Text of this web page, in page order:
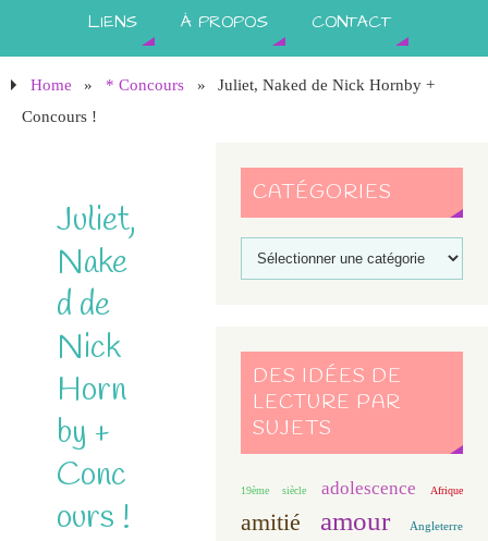
LIENS À PROPOS CONTACT
Home » * Concours »
Juliet, Naked de Nick Hornby +
Concours !
Juliet,
Nake
d de
Nick
Horn
by +
Conc
ours !
CATÉGORIES
DES IDÉES DE
LECTURE PAR
SUJETS
19ème siècle adolescence Afrique
amitié amour Angleterre